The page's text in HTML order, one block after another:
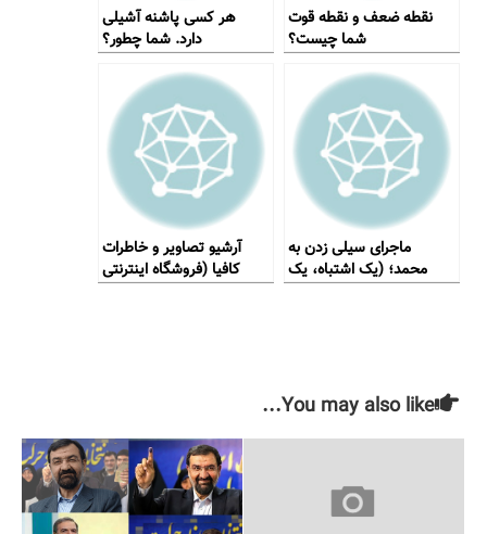
نقطه ضعف و نقطه قوت
شما چیست؟
هر کسی پاشنه آشیلی
دارد. شما چطور؟
ماجرای سیلی زدن به
محمد؛ (یک اشتباه، یک
دین و یک تکلیف)
آرشیو تصاویر و خاطرات
کافیا (فروشگاه اینترنتی
قهوه)
You may also like...